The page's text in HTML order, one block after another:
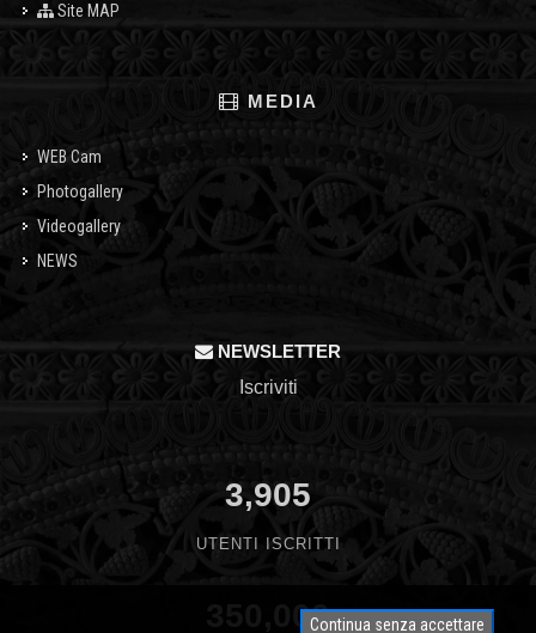
Site MAP
MEDIA
WEB Cam
Photogallery
Videogallery
NEWS
NEWSLETTER
Iscriviti
3,905
UTENTI ISCRITTI
350,000Continua senza accettare